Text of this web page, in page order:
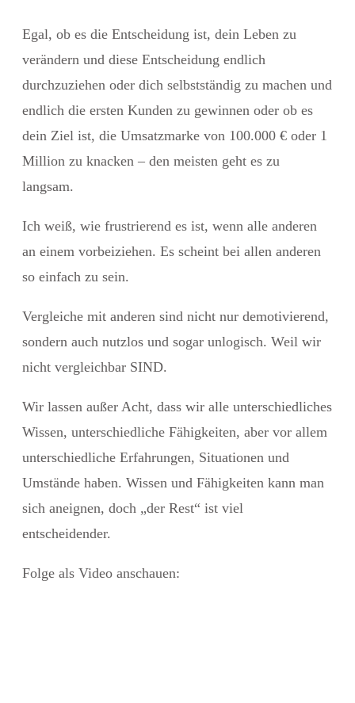
Egal, ob es die Entscheidung ist, dein Leben zu
verändern und diese Entscheidung endlich
durchzuziehen oder dich selbstständig zu machen und
endlich die ersten Kunden zu gewinnen oder ob es
dein Ziel ist, die Umsatzmarke von 100.000 € oder 1
Million zu knacken – den meisten geht es zu
langsam.
Ich weiß, wie frustrierend es ist, wenn alle anderen
an einem vorbeiziehen. Es scheint bei allen anderen
so einfach zu sein.
Vergleiche mit anderen sind nicht nur demotivierend,
sondern auch nutzlos und sogar unlogisch. Weil wir
nicht vergleichbar SIND.
Wir lassen außer Acht, dass wir alle unterschiedliches
Wissen, unterschiedliche Fähigkeiten, aber vor allem
unterschiedliche Erfahrungen, Situationen und
Umstände haben. Wissen und Fähigkeiten kann man
sich aneignen, doch „der Rest“ ist viel
entscheidender.
Folge als Video anschauen: